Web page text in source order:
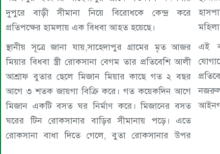
দুপুরে বাড়ী সীমানা নিয়ে বিরোধকে কেন্দ্র করে
প্রতিপক্ষের হামলায় এক বিধবা আহত হয়েছে।
স্থানীয় সূত্রে জানা যায়,সাহেদাপুর গ্রামের মৃত আজর
মিয়ার বিধবা স্ত্রী রোকসানা বেগম তার প্রতিবেশি আলী
আশ্রাফ বুতার ছেলে মিজান মিয়ার কাছে গত ২ বছর
আগে ৩ শতক জায়গা বিক্রি করে। গত কয়েকদিন আগে
মিজান একটি বসত ঘর নির্মাণ করে। মিজানের বসত
ঘরের টিন রোকসানার বাড়ির সীমানায় পড়ে। এতে
রোকসানা বাধা দিতে গেলে, বুতা রোকসানার উপর
এই